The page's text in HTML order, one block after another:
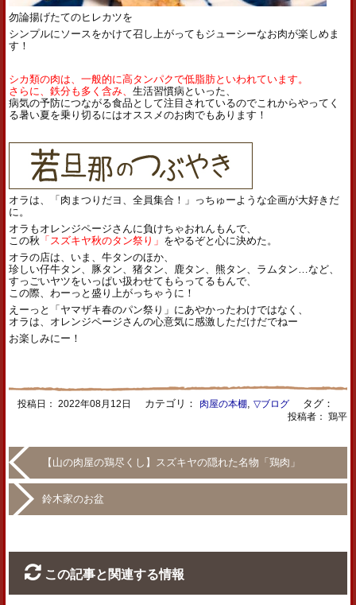
勿論揚げたてのヒレカツを
シンプルにソースをかけて召し上がってもジューシーなお肉が楽しめま
す！
シカ類の肉は、一般的に高タンパクで低脂肪といわれています。
さらに、鉄分も多く含み、生活習慣病といった、
病気の予防につながる食品として注目されているのでこれからやってく
る暑い夏を乗り切るにはオススメのお肉でもあります！
オラは、「肉まつりだヨ、全員集合！」っちゅーような企画が大好きだ
に。
オラもオレンジページさんに負けちゃおれんもんで、
この秋 「スズキヤ秋のタン祭り」 をやるぞと心に決めた。
オラの店は、いま、牛タンのほか、
珍しい仔牛タン、豚タン、猪タン、鹿タン、熊タン、ラムタン…など、
すっごいヤツをいっぱい扱わせてもらってるもんで、
この際、わーっと盛り上がっちゃうに！
えーっと「ヤマザキ春のパン祭り」にあやかったわけではなく、
オラは、オレンジページさんの心意気に感激しただけだでねー
お楽しみにー！
投稿日： 2022年08月12日 カテゴリ： 肉屋の本棚, ▽ブログタグ：
投稿者： 鶏平
【山の肉屋の鶏尽くし】スズキヤの隠れた名物「鶏肉」
鈴木家のお盆
この記事と関連する情報